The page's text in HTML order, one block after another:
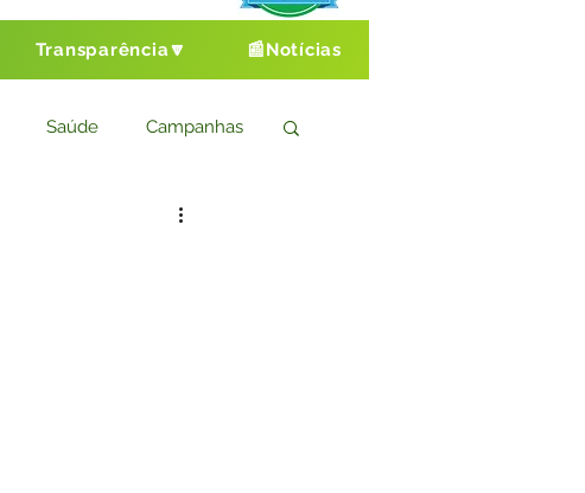
Transparência🔽 📰Notícias
Saúde Campanhas
Cultura e Esporte